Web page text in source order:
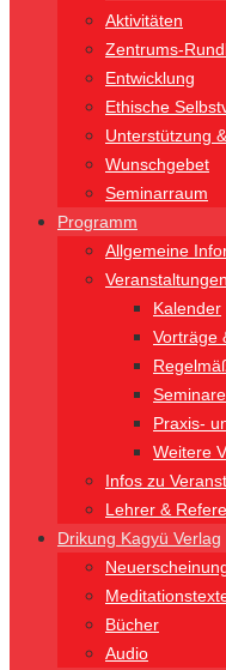
Aktivitäten
Zentrums-
Entwicklung
Ethische
Unterstützung
Wunschgebet
Seminarraum
Programm
Allgemeine
Veranstaltungen
Kalender
Vorträge
Praxis-
Weitere
Infos zu
Lehrer &
Drikung Kagyü Verlag
Bücher
Audio